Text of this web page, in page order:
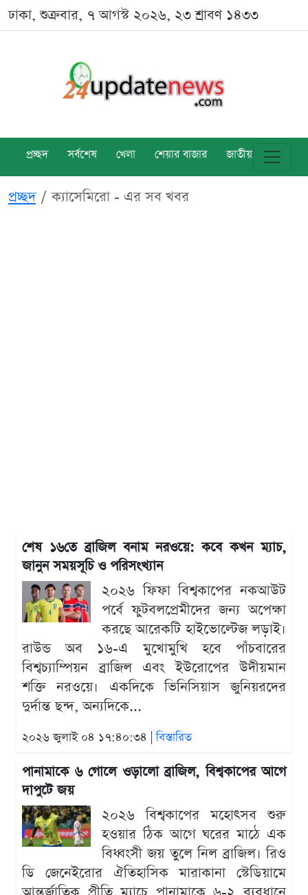
ঢাকা, শুক্রবার, ৭ আগস্ট ২০২৬, ২৩ শ্রাবণ ১৪৩৩
প্রচ্ছদ সর্বশেষ খেলা শেয়ার বাজার জাতীয় বিশ্ব
প্রচ্ছদ ক্যাসেমিরো - এর সব খবর
শেষ ১৬তে ব্রাজিল বনাম নরওয়ে: কবে কখন ম্যাচ,
জানুন সময়সূচি ও পরিসংখ্যান
২০২৬ ফিফা বিশ্বকাপের নকআউট
পর্বে ফুটবলপ্রেমীদের জন্য অপেক্ষা
করছে আরেকটি হাইভোল্টেজ লড়াই।
রাউন্ড অব ১৬-এ মুখোমুখি হবে পাঁচবারের
বিশ্বচ্যাম্পিয়ন ব্রাজিল এবং ইউরোপের উদীয়মান
শক্তি নরওয়ে। একদিকে ভিনিসিয়াস জুনিয়রদের
দুর্দান্ত ছন্দ, অন্যদিকে...
২০২৬ জুলাই ০৪ ১৭:৪০:৩৪ |বিস্তারিত
পানামাকে ৬ গোলে ওড়ালো ব্রাজিল, বিশ্বকাপের আগে
দাপুটে জয়
২০২৬ বিশ্বকাপের মহোৎসব শুরু
হওয়ার ঠিক আগে ঘরের মাঠে এক
বিধ্বংসী জয় তুলে নিল ব্রাজিল। রিও
ডি জেনেইরোর ঐতিহাসিক মারাকানা স্টেডিয়ামে